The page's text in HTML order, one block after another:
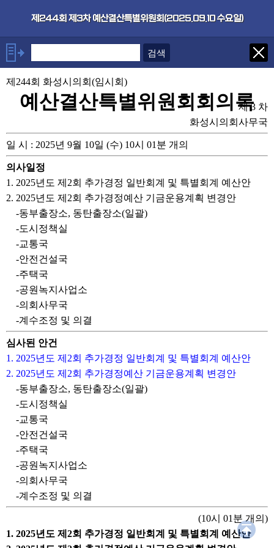
제244회 제3차 예산결산특별위원회(2025.09.10 수요일)
×
안건
1. 2025년도 제2회 추가경정
일반회계 및 특별회계 예산안
2. 2025년도 제2회 추가경정
-동부출장소, 동탄출장소(일괄)
-도시정책실
-교통국
-안전건설국
-의회사무국
-계수조정 및 의결
제244회 화성시의회(임시회)
예산결산특별위원회회의록제 3 차
화성시의회사무국
일 시 : 2025년 9월 10일 (수) 10시 01분 개의
의사일정
1. 2025년도 제2회 추가경정 일반회계 및 특별회계 예산안
2. 2025년도 제2회 추가경정예산 기금운용계획 변경안
-동부출장소, 동탄출장소(일괄)
-도시정책실
-교통국
-안전건설국
-주택국
-공원녹지사업소
-의회사무국
-계수조정 및 의결
심사된 안건
1. 2025년도 제2회 추가경정 일반회계 및 특별회계 예산안
2. 2025년도 제2회 추가경정예산 기금운용계획 변경안
-동부출장소, 동탄출장소(일괄)
-도시정책실
-교통국
-안전건설국
-주택국
-공원녹지사업소
-의회사무국
-계수조정 및 의결
(10시 01분 개의)
1. 2025년도 제2회 추가경정 일반회계 및 특별회계 예산안